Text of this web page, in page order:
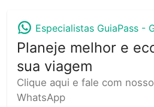
Especialistas GuiaPass -
Planeje melhor e
sua viagem
Clique aqui e fale com
WhatsApp